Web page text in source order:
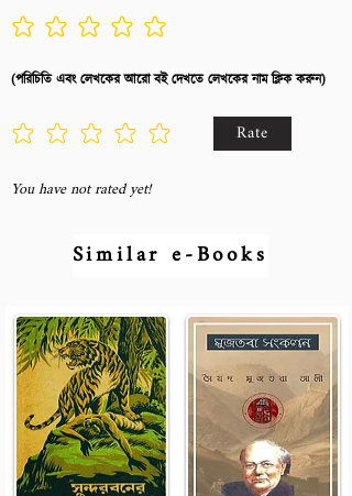
No ratings yet
(পরিচিতি এবং লেখকের আরো বই দেখতে লেখকের নাম ক্লিক করুন)
Rate
You have not rated yet!
Similar e-Books